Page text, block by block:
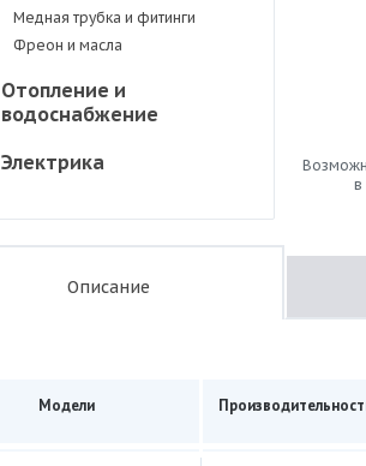
Медная трубка и фитинги
Фреон и масла
Отопление и
водоснабжение
Электрика
в
Описание
Модели